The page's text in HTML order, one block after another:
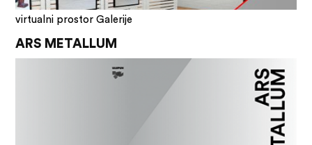
virtualni prostor Galerije
ARS METALLUM